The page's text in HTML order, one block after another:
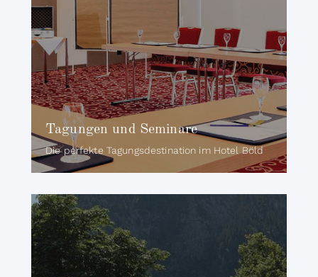
Tagungen und Seminare
Die perfekte Tagungsdestination im Hotel Böld